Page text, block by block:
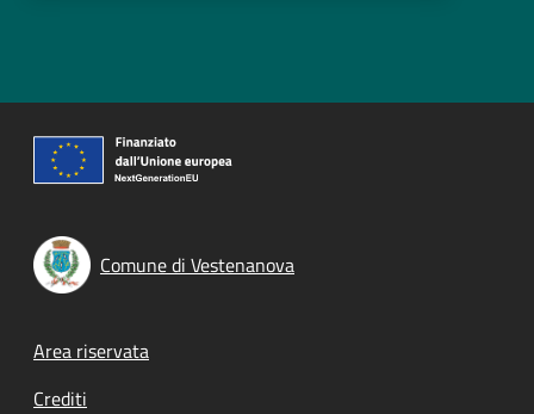
Comune di Vestenanova
Footer menu
Area riservata
Crediti